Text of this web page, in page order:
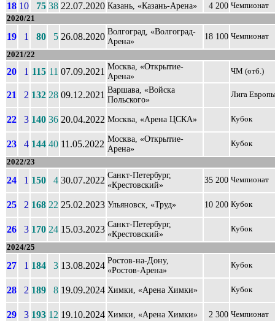
18 10 75 38 22.07.2020 Казань, «Казань-Арена» 4 200 Чемпионат
2020/21
19 1 80 5 26.08.2020 Волгоград, «Волгоград-
Арена»
18 100 Чемпионат
2021/22
20 1 115 11 07.09.2021 Москва, «Открытие-
Арена»
ЧМ (отб.)
21 2 132 28 09.12.2021 Варшава, «Войска
Польского»
Лига
22 3 140 36 20.04.2022 Москва, «Арена ЦСКА» Кубок
23 4 144 40 11.05.2022 Москва, «Открытие-
Арена»
Кубок
2022/23
24 1 150 4 30.07.2022 Санкт-Петербург,
«Крестовский»
35 200 Чемпионат
25 2 168 22 25.02.2023 Ульяновск, «Труд» 10 200 Кубок
26 3 170 24 15.03.2023 Санкт-Петербург,
«Крестовский»
Кубок
2024/25
27 1 184 3 13.08.2024 Ростов-на-Дону,
«Ростов-Арена»
Кубок
28 2 189 8 19.09.2024 Химки, «Арена Химки» Кубок
29 3 193 12 19.10.2024 Химки, «Арена Химки» 2 300 Чемпионат